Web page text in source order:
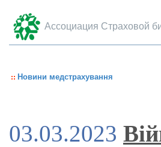
Ассоциация Страховой
Новини медстрахування
03.03.2023